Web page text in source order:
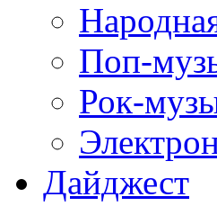
Поп-
Рок-
Дайджест